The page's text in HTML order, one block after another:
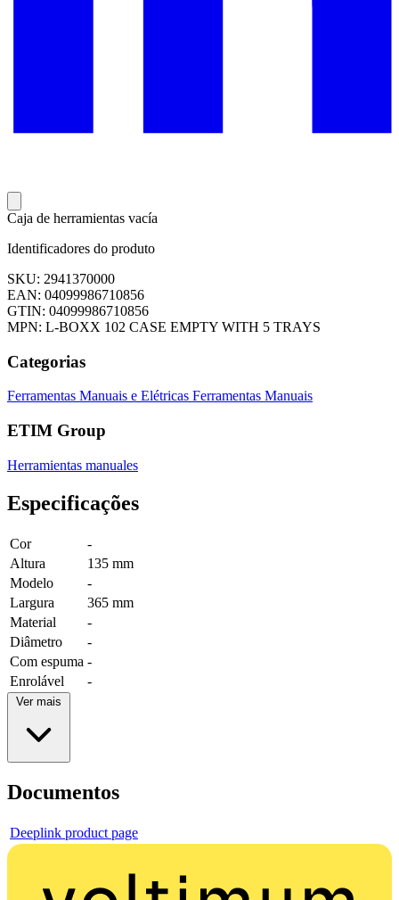
Caja de herramientas vacía
Identificadores do produto
SKU: 2941370000
EAN: 04099986710856
GTIN: 04099986710856
MPN: L-BOXX 102 CASE EMPTY WITH 5 TRAYS
Categorias
Ferramentas Manuais e Elétricas Ferramentas Manuais
ETIM Group
Herramientas manuales
Especificações
Cor
-
Altura
135 mm
Modelo
-
Largura
365 mm
Material
-
Diâmetro
-
Com espuma -
Enrolável
-
Ver mais
Documentos
Deeplink product page